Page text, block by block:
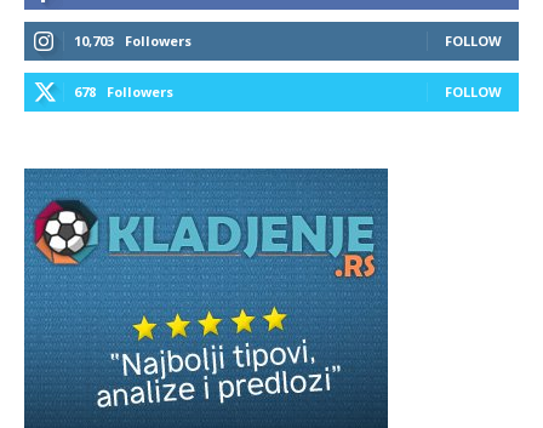
10,703 Followers FOLLOW
678 Followers FOLLOW